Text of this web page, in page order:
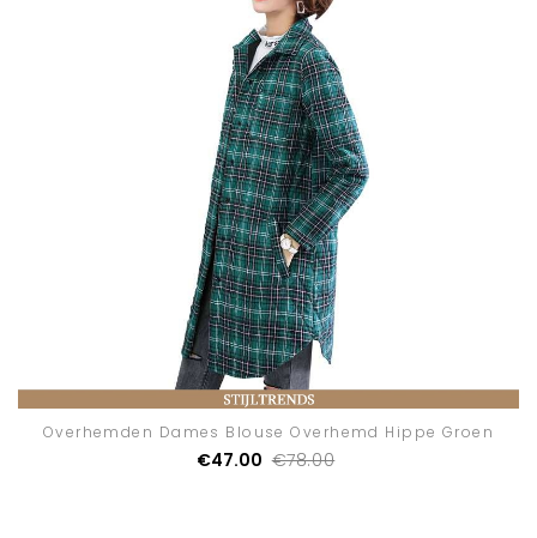
Overhemden Dames Blouse Overhemd Hippe Groen
€47.00 €78.00